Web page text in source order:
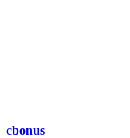
cbonus